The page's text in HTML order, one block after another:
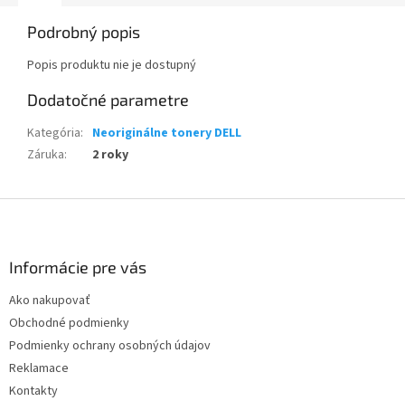
Podrobný popis
Popis produktu nie je dostupný
Dodatočné parametre
Kategória: Neoriginálne tonery DELL
Záruka: 2 roky
Informácie pre vás
Ako nakupovať
Obchodné podmienky
Podmienky ochrany osobných údajov
Reklamace
Kontakty